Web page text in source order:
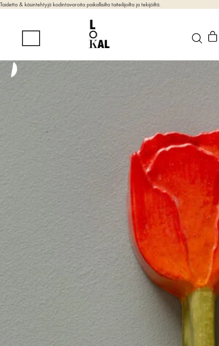
Taidetta & käsintehtyjä kodintavaroita paikallisilta taiteilijoilta ja tekijöiltä.